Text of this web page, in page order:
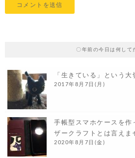
〇年前の今日は何して
「生きている」という大
2017年8月7日(月)
手帳型スマホケースを
ザークラフトとは言えま
2020年8月7日(金)